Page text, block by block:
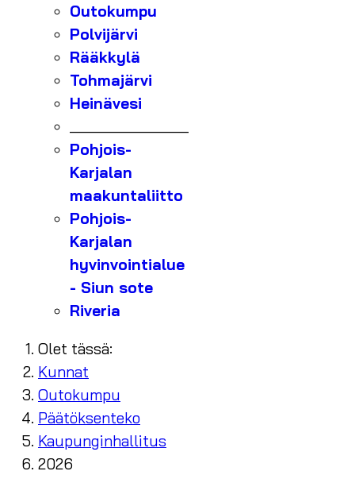
Outokumpu
Polvijärvi
Rääkkylä
Tohmajärvi
Heinävesi
Pohjois-
Karjalan
maakuntaliitto
Pohjois-
Karjalan
hyvinvointialue
- Siun sote
Riveria
Olet tässä:
Kunnat
Outokumpu
Päätöksenteko
Kaupunginhallitus
2026